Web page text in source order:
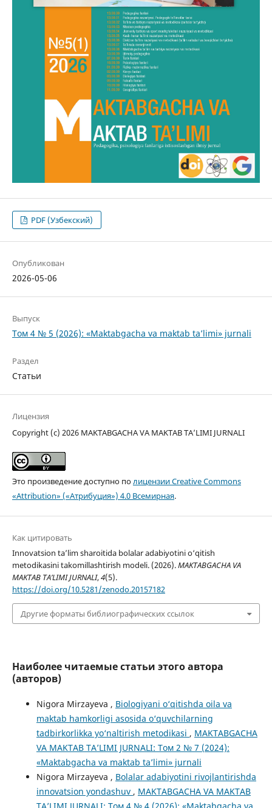
PDF (Узбекский)
Опубликован
2026-05-06
Выпуск
Том 4 № 5 (2026): «Maktabgacha va maktab ta’limi» jurnali
Раздел
Статьи
Лицензия
Copyright (c) 2026 MAKTABGACHA VA MAKTAB TA’LIMI JURNALI
Это произведение доступно полицензии Creative Commons
«Attribution» («Атрибуция») 4.0 Всемирная.
Как цитировать
Innovatsion ta’lim sharoitida bolalar adabiyotini o‘qitish
metodikasini takomillashtirish modeli. (2026).MAKTABGACHA VA
MAKTAB TA’LIMI JURNALI,4(5).
https://doi.org/10.5281/zenodo.20157182
Другие форматы библиографических ссылок
Наиболее читаемые статьи этого автора
(авторов)
Nigora Mirzayeva , Biologiyani o‘qitishda oila va
maktab hamkorligi asosida o‘quvchilarning
tadbirkorlikka yo‘naltirish metodikasi , MAKTABGACHA
VA MAKTAB TA’LIMI JURNALI: Том 2 № 7 (2024):
«Maktabgacha va maktab ta’limi» jurnali
Nigora Mirzayeva , Bolalar adabiyotini rivojlantirishda
innovatsion yondashuv , MAKTABGACHA VA MAKTAB